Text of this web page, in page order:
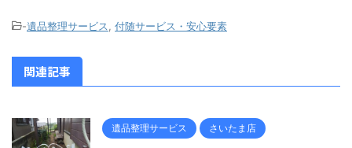
-遺品整理サービス 付随サービス・安心要素
関連記事
遺品整理サービス さいたま店